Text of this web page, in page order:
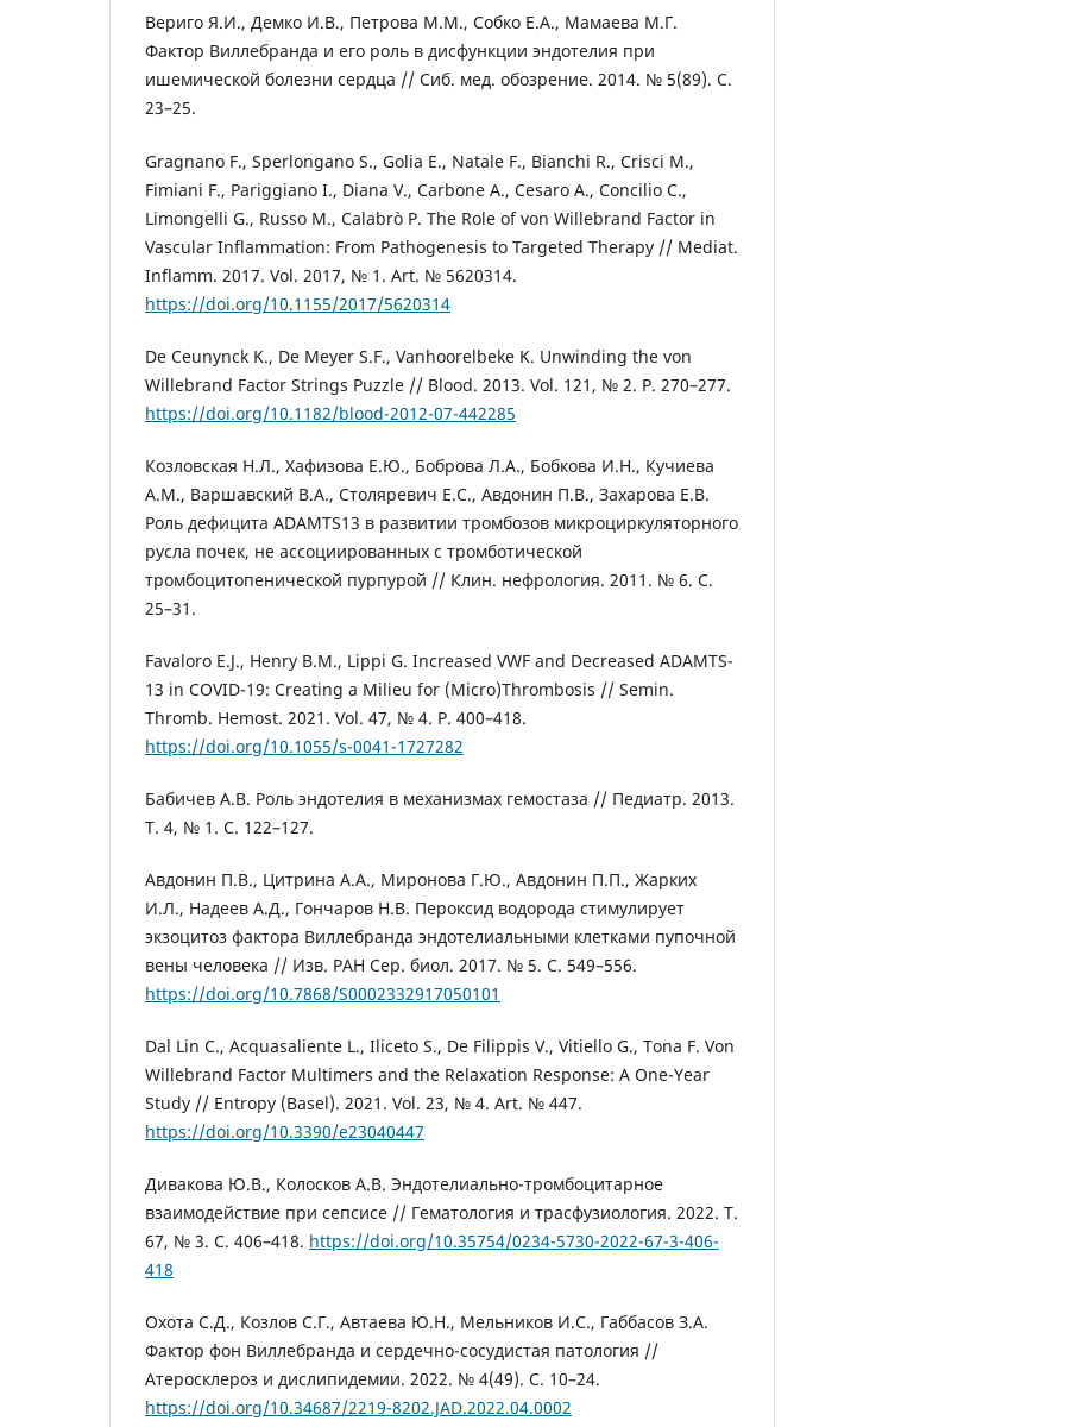
Вериго Я.И., Демко И.В., Петрова М.М., Собко Е.А., Мамаева М.Г.
Фактор Виллебранда и его роль в дисфункции эндотелия при
ишемической болезни сердца // Сиб. мед. обозрение. 2014. № 5(89). С.
23–25.
Gragnano F., Sperlongano S., Golia E., Natale F., Bianchi R., Crisci M.,
Fimiani F., Pariggiano I., Diana V., Carbone A., Cesaro A., Concilio C.,
Limongelli G., Russo M., Calabrò P. The Role of von Willebrand Factor in
Vascular Inflammation: From Pathogenesis to Targeted Therapy // Mediat.
Inflamm. 2017. Vol. 2017, № 1. Art. № 5620314.
https://doi.org/10.1155/2017/5620314
De Ceunynck K., De Meyer S.F., Vanhoorelbeke K. Unwinding the von
Willebrand Factor Strings Puzzle // Blood. 2013. Vol. 121, № 2. P. 270–277.
https://doi.org/10.1182/blood-2012-07-442285
Козловская Н.Л., Хафизова Е.Ю., Боброва Л.А., Бобкова И.Н., Кучиева
А.М., Варшавский В.А., Столяревич Е.С., Авдонин П.В., Захарова Е.В.
Роль дефицита ADAMTS13 в развитии тромбозов микроциркуляторного
русла почек, не ассоциированных с тромботической
тромбоцитопенической пурпурой // Клин. нефрология. 2011. № 6. С.
25–31.
Favaloro E.J., Henry B.M., Lippi G. Increased VWF and Decreased ADAMTS-
13 in COVID-19: Creating a Milieu for (Micro)Thrombosis // Semin.
Thromb. Hemost. 2021. Vol. 47, № 4. P. 400–418.
https://doi.org/10.1055/s-0041-1727282
Бабичев А.В. Роль эндотелия в механизмах гемостаза // Педиатр. 2013.
Т. 4, № 1. С. 122–127.
Авдонин П.В., Цитрина А.А., Миронова Г.Ю., Авдонин П.П., Жарких
И.Л., Надеев А.Д., Гончаров Н.В. Пероксид водорода стимулирует
экзоцитоз фактора Виллебранда эндотелиальными клетками пупочной
вены человека // Изв. РАН Сер. биол. 2017. № 5. С. 549–556.
https://doi.org/10.7868/S0002332917050101
Dal Lin C., Acquasaliente L., Iliceto S., De Filippis V., Vitiello G., Tona F. Von
Willebrand Factor Multimers and the Relaxation Response: A One-Year
Study // Entropy (Basel). 2021. Vol. 23, № 4. Art. № 447.
https://doi.org/10.3390/e23040447
Дивакова Ю.В., Колосков А.В. Эндотелиально-тромбоцитарное
взаимодействие при сепсисе // Гематология и трасфузиология. 2022. Т.
67, № 3. С. 406–418. https://doi.org/10.35754/0234-5730-2022-67-3-406-
418
Охота С.Д., Козлов С.Г., Автаева Ю.Н., Мельников И.С., Габбасов З.А.
Фактор фон Виллебранда и сердечно-сосудистая патология //
Атеросклероз и дислипидемии. 2022. № 4(49). С. 10–24.
https://doi.org/10.34687/2219-8202.JAD.2022.04.0002